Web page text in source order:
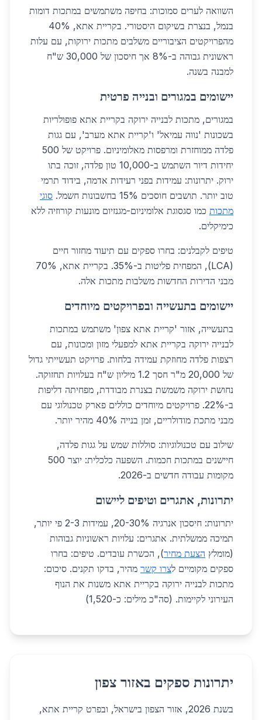
השוואה לערים סמוכות: בחיפה משתמשים במתכות דומות
בנמל, בנצרת בשיקום היסטורי. בקריית אתא, 40%
מהפרויקטים הציבוריים משלבים מתכות ירוקות, עם עלות
ראשונית גבוהה ב-8% אך חיסכון של 30,000 ש"ח
למבנה בשנה.
יישומים במגורים ובנייה פרטית
במגורים, מתכות לבנייה ירוקה בקריית אתא פופולריות
בשכונות 'נווה עמיאל' ו'קריית אתא מערב', עם גגות
פלדה ממוחזרת ומרפסות מאלומיניום. פרויקט של 500
יחידות דיור השתמש ב-10,000 טון פלדה, זוכה בתו
ירוק. יתרונות: עמידות בפני רעידות אדמה, בידוד תרמי
טוב יותר. תושבים חוסכים 15% בחשבונות חשמל.
סוגי
מתכות כמו סגסוגת אלומיניום-מגנזיום מונעות קורוזיה ללא
כימיקלים.
טיפים לקבלנים: בחרו ספקים עם תיעוד מחזור חיים
(LCA), המפחית פליטות ב-35%. בקריית אתא, 70%
מבני הדירות החדשות משלבות מתכות אלה.
יישומים בתעשייה ובפרויקטים מיוחדים
בתעשייה, אזור 'קריית אתא צפון' משתמש במתכות
לבנייה ירוקה בקריית אתא למפעלי מזון ומכונות, עם
רצפות פלדה מחוזקת עמידה בלחות. פרויקט תעשייתי גדול
של 20,000 מ"ר חסך 1.2 מיליון ש"ח בעלויות תחזוקה.
נחושת ירוקה משמשת בצנרת מבודדת, מפחיתה דליפות
ב-22%. פרויקטים מיוחדים כוללים פארק טכנולוגי עם
מבני מתכת מודולריים, זמן בנייה 40% מהיר יותר.
שילוב עם טכנולוגיות: סוללות שמש על גגות פלדה,
חיישנים במתכות חכמות. השפעה כלכלית: יוצר 500
מקומות עבודה חדשים ב-2026.
יתרונות, אתגרים וטיפים ליישום
יתרונות: חיסכון אנרגיה 20-30%, עמידות 2-3 פי יותר,
תמיכה ממשלתית. אתגרים: עלויות ראשוניות גבוהות
(מומלץ הצעת מחיר), הכשרת עובדים. טיפים: בחרו
ספקים מקומיים לצרו קשר מהיר, בדקו תקנים. סיכום:
מתכות לבנייה ירוקה בקריית אתא משנות את הנוף
העירוני לקיימות. (סה"כ מילים: כ-1,520)
יתרונות ספקים באזור צפון
בשנת 2026, אזור הצפון בישראל, ובפרט קריית אתא,